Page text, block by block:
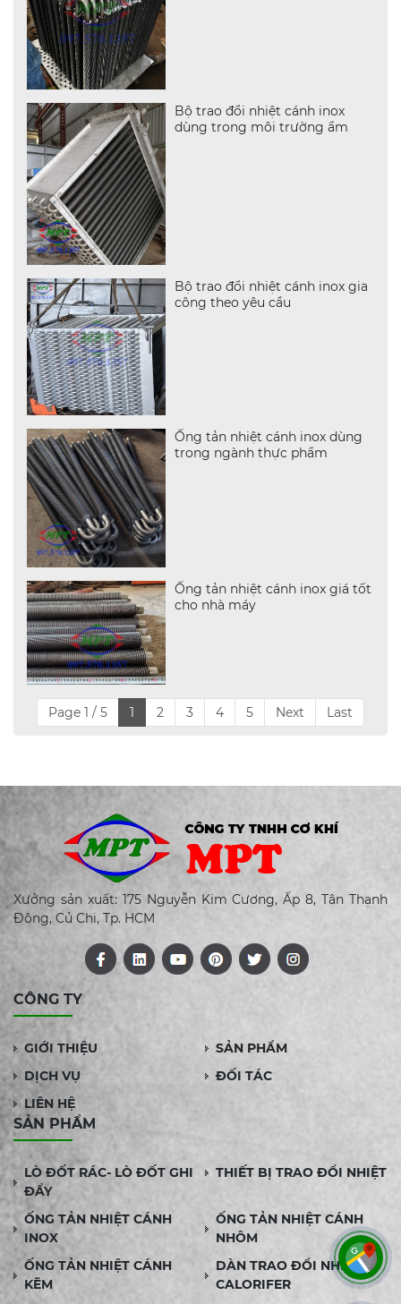
Bộ trao đổi nhiệt cánh inox
dùng trong môi trường ẩm
Bộ trao đổi nhiệt cánh inox gia
công theo yêu cầu
Ống tản nhiệt cánh inox dùng
trong ngành thực phẩm
Ống tản nhiệt cánh inox giá tốt
cho nhà máy
Page 1 / 5 1 2 3 4 5 Next Last
Xưởng sản xuất: 175 Nguyễn Kim Cương, Ấp 8, Tân Thạnh
Đông, Củ Chi, Tp. HCM
CÔNG TY
GIỚI THIỆU
SẢN PHẨM
DỊCH VỤ
ĐỐI TÁC
LIÊN HỆ
SẢN PHẨM
LÒ ĐỐT RÁC- LÒ ĐỐT GHI
ĐẨY
THIẾT BỊ TRAO ĐỔI NHIỆT
ỐNG TẢN NHIỆT CÁNH
INOX
ỐNG TẢN NHIỆT CÁNH
NHÔM
ỐNG TẢN NHIỆT CÁNH
KẼM
DÀN TRAO ĐỔI NHIỆT
CALORIFER